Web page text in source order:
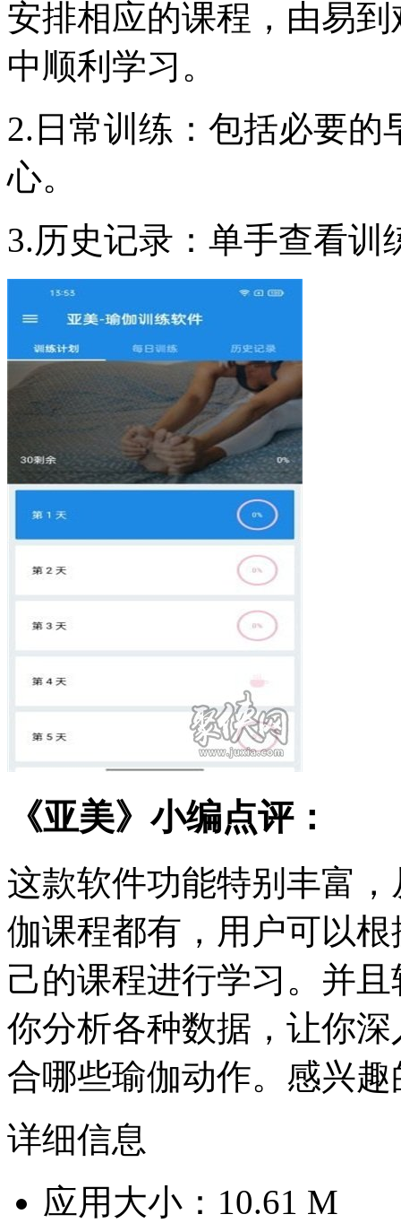
安排相应的课程，由易
中顺利学习。
2.日常训练：包括必要
心。
3.历史记录：单手查看训
《亚美》小编点评：
这款软件功能特别丰富
伽课程都有，用户可以
己的课程进行学习。并
你分析各种数据，让你
合哪些瑜伽动作。感兴
详细信息
应用大小：10.61 M